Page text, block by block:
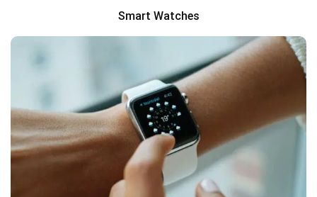
Smart Watches